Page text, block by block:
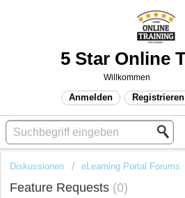
Willkommen
Anmelden Registrieren
Diskussionen eLearning Portal Forums
Feature Requests 0